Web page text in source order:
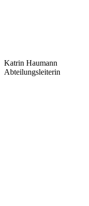
Katrin Haumann
Abteilungsleiterin